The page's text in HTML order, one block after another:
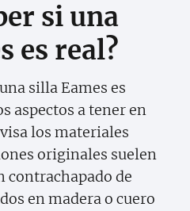
si una
es real?
silla Eames es
aspectos a tener en
los materiales
originales suelen
contrachapado de
en madera o cuero